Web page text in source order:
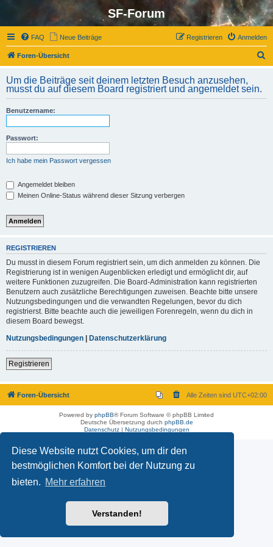
Diese Website nutzt Cookies, um dir den
bestmöglichen Komfort bei der Nutzung zu
bieten. Mehr erfahren
Verstanden!
SF-Forum
FAQ Neue Beiträge Anmelden
Registrieren
Foren-Übersicht
h
Um die Beiträge seit deinem letzten Besuch anzusehen,
musst du auf diesem Board registriert und angemeldet sein.
Benutzername:
Passwort:
Ich habe mein Passwort vergessen
Angemeldet bleiben
Meinen Online-Status während dieser Sitzung verbergen
REGISTRIEREN
Du musst in diesem Forum registriert sein, um dich anmelden zu können. Die
Registrierung ist in wenigen Augenblicken erledigt und ermöglicht dir, auf
weitere Funktionen zuzugreifen. Die Board-Administration kann registrierten
Benutzern auch zusätzliche Berechtigungen zuweisen. Beachte bitte unsere
Nutzungsbedingungen und die verwandten Regelungen, bevor du dich
registrierst. Bitte beachte auch die jeweiligen Forenregeln, wenn du dich in
diesem Board bewegst.
Nutzungsbedingungen | Datenschutzerklärung
Registrieren
Foren-Übersicht Alle Zeiten sind UTC+02:00
Powered by phpBB® Forum Software © phpBB Limited
Deutsche Übersetzung durch phpBB.de
Datenschutz| Nutzungsbedingungen